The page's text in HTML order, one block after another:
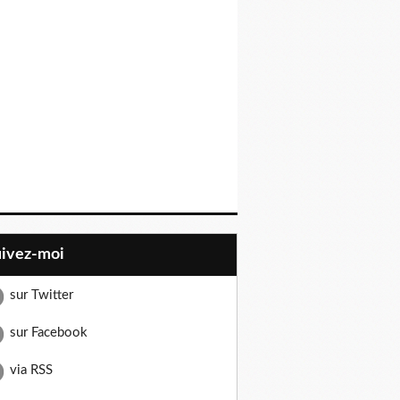
moi
sur Twitter
sur Facebook
via RSS